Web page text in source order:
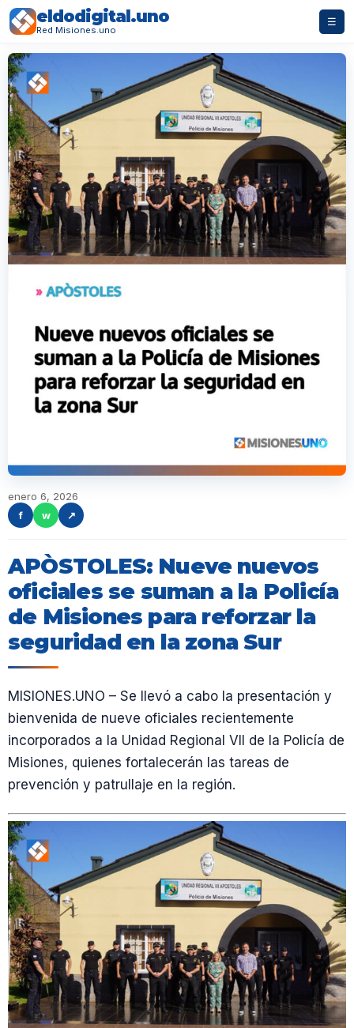
eldodigital.uno
Red Misiones.uno
☰
enero 6, 2026
f
w ↗
APÒSTOLES: Nueve nuevos
oficiales se suman a la Policía
de Misiones para reforzar la
seguridad en la zona Sur
MISIONES.UNO – Se llevó a cabo la presentación y
bienvenida de nueve oficiales recientemente
incorporados a la Unidad Regional VII de la Policía de
Misiones, quienes fortalecerán las tareas de
prevención y patrullaje en la región.